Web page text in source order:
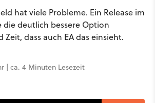
hat viele Probleme. Ein Release im
die deutlich bessere Option
Zeit, dass auch EA das einsieht.
| ca. 4 Minuten Lesezeit